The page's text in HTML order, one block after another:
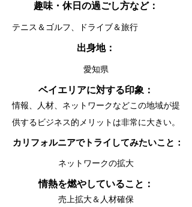
趣味・休日の過ごし方など：
テニス＆ゴルフ、ドライブ＆旅行
出身地：
愛知県
ベイエリアに対する印象：
情報、人材、ネットワークなどこの地域が提
供するビジネス的メリットは非常に大きい。
カリフォルニアでトライしてみたいこと：
ネットワークの拡大
情熱を燃やしていること：
売上拡大＆人材確保